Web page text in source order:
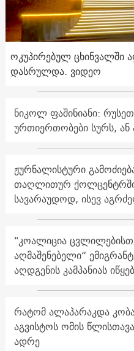
ოკუპირებულ ცხინვალში
დასრულდა. ვიდეო
ნიკოლ ფაშინიანი:
ურთიერთობები სურს,
ჟურნალისტური
თაღლითურ ქოლცენტრში
სავარაუდოდ, ისევ
"კოალიცია
აღმაშენებელი“
აღდგენის კამპანიას
რატომ ალაპარაკდა
აგვისტოს ომის
ადრე